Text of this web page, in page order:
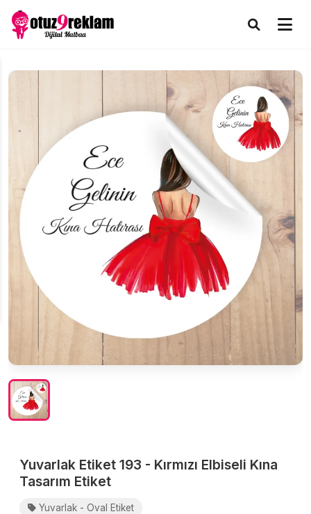
Yuvarlak Etiket 193 - Kırmızı Elbiseli Kına
Tasarım Etiket
Yuvarlak - Oval Etiket